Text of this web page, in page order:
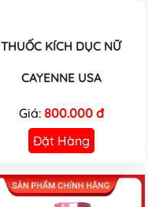
THUỐC KÍCH DỤC NỮ
CAYENNE USA
Giá: 800.000 đ
Đặt Hàng